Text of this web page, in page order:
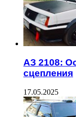
АЗ 2108:
сцепления
17.05.2025